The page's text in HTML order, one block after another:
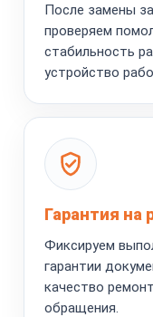
После замены
проверяем
стабильность
устройство
Гарантия на
Фиксируем
гарантии
качество
обращения.